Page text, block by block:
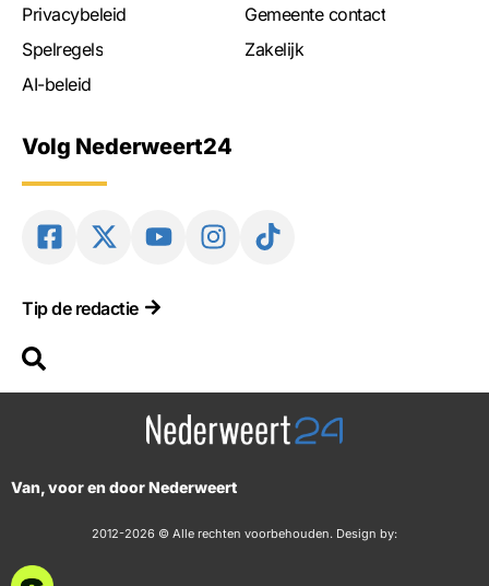
Privacybeleid
Spelregels
AI-beleid
Gemeente contact
Zakelijk
Volg Nederweert24
Tip de redactie
Van, voor en door Nederweert
2012-2026 © Alle rechten voorbehouden. Design by: